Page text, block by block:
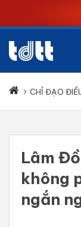
CHỈ ĐẠO
Lâm
không
ngắn